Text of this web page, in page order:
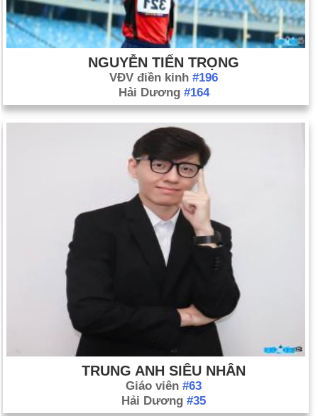
NGUYỄN TIẾN TRỌNG
VĐV điền kinh #196
Hải Dương #164
TRUNG ANH SIÊU NHÂN
Giáo viên #63
Hải Dương #35